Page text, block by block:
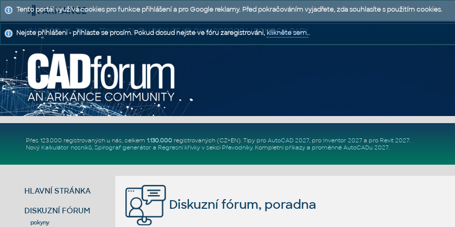
CAD FÓRUM - TIPY A TRIKY | UTILITY | DISKUZE | BLOKY | PODPORA | POMOC A RADY
Přes 123.000 registrovaných u nás, celkem 1.130.000registrovaných (CZ+EN). Tipy pro AutoCAD 2027, pro Inventor 2027a pro Revit 2027.
Nový Kalkulátor nosníků, Spirograf generátor a Regresní křivkyv sekci Převodníky. Kompletní příkazya proměnné AutoCADu 2027.
HLAVNÍ STRÁNKA
DISKUZNÍ FÓRUM
pokyny
Diskuzní fórum, poradna
Tento portál využívá cookies pro funkce přihlášení a pro Google reklamy. Před pokračováním vyjadřete, zda souhlasíte s použitím cookies.
Nejste přihlášeni - přihlaste se prosím. Pokud dosud nejste ve fóru zaregistrováni,klikněte sem..